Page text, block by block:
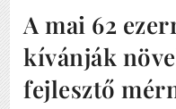
A mai 62
kívánják
fejlesztő